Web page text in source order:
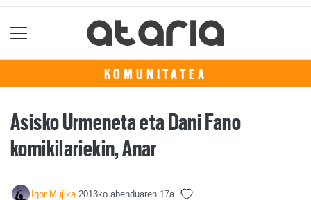
KOMUNITATEA
Asisko Urmeneta eta Dani Fano
komikilariekin, Anar
Igor Mujika 2013ko abenduaren 17a